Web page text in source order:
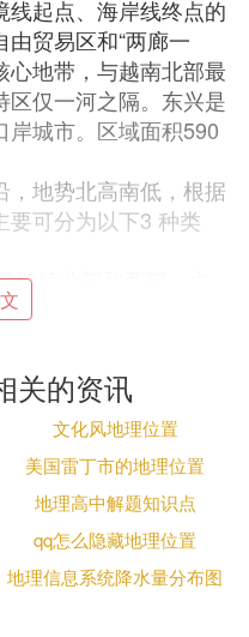
起点、海岸线终点的
贸易区和“两廊一
心地带，与越南北部最
区仅一河之隔。东兴是
岸城市。区域面积590
，地势北高南低，根据
要可分为以下3 种类
路镇北部和西部，主
枚岩等岩层经风化剥
地区，海拔一般在10
地土岭，切割深度一
林、杂木林、竹丛以
茶叶等经济林木。
浮、竹山、巫头、万
，海拔一般低于100
海平原北部大多已开
横、水网交织。 2012
）624096万元，比2
关的资讯
文化风地理位置
美国雷丁市的地理位置
地理高中解题知识点
qq怎么隐藏地理位置
地理信息系统降水量分布图